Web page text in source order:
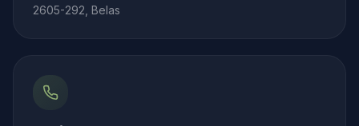
2605-292, Belas